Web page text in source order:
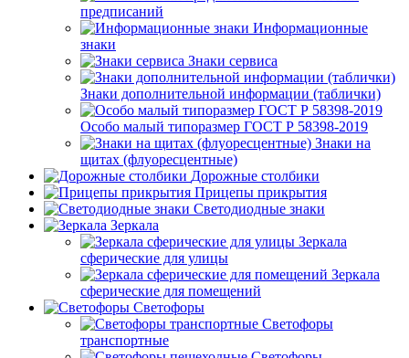
предписаний
Информационные
знаки
Знаки сервиса
Знаки дополнительной информации (таблички)
Особо малый типоразмер ГОСТ Р 58398-2019
Знаки на
щитах (флуоресцентные)
Дорожные столбики
Прицепы прикрытия
Светодиодные знаки
Зеркала
Зеркала
сферические для улицы
Зеркала
сферические для помещений
Светофоры
Светофоры
транспортные